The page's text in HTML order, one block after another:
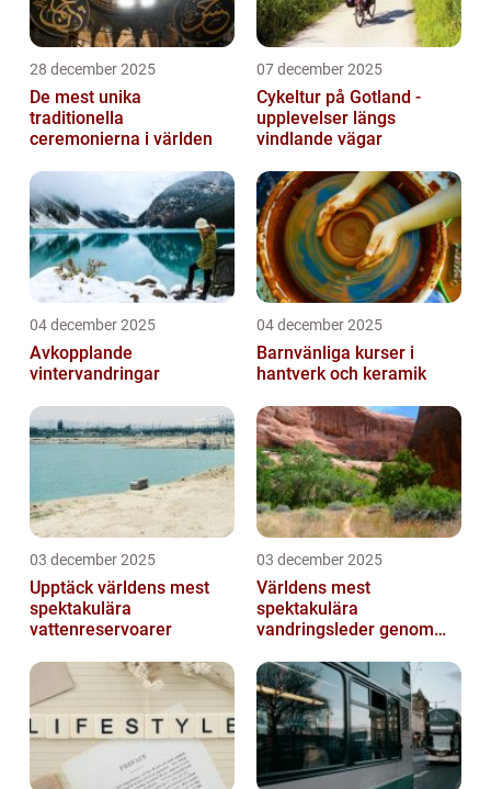
28 december 2025
De mest unika
traditionella
ceremonierna i världen
07 december 2025
Cykeltur på Gotland -
upplevelser längs
vindlande vägar
04 december 2025
Avkopplande
vintervandringar
04 december 2025
Barnvänliga kurser i
hantverk och keramik
03 december 2025
Upptäck världens mest
spektakulära
vattenreservoarer
03 december 2025
Världens mest
spektakulära
vandringsleder genom